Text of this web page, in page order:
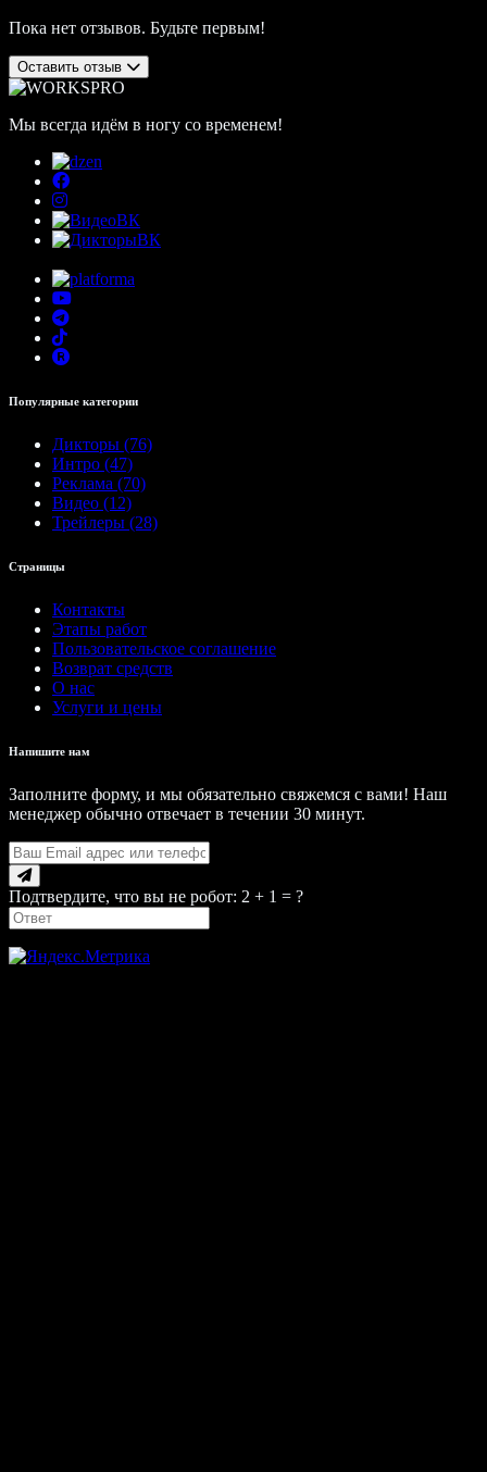
Пока нет отзывов. Будьте первым!
Оставить отзыв
Мы всегда идём в ногу со временем!
Популярные категории
Дикторы (76)
Интро (47)
Реклама (70)
Видео (12)
Трейлеры (28)
Страницы
Контакты
Этапы работ
Пользовательское соглашение
Возврат средств
О нас
Услуги и цены
Напишите нам
Заполните форму, и мы обязательно свяжемся с вами! Наш
менеджер обычно отвечает в течении 30 минут.
Подтвердите, что вы не робот: 2 + 1 = ?